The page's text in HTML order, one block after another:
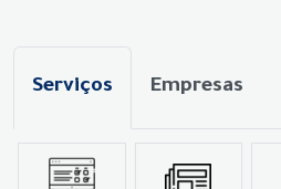
Serviços Empresas